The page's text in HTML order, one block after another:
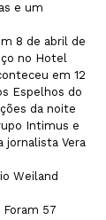
e um
8 de abril de
no Hotel
em 12
Espelhos do
da noite
Intimus e
jornalista Vera
57